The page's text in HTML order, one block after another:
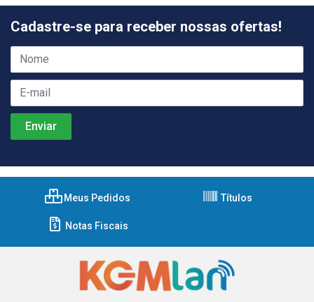
Cadastre-se para receber nossas ofertas!
Meus Pedidos Títulos
Notas Fiscais